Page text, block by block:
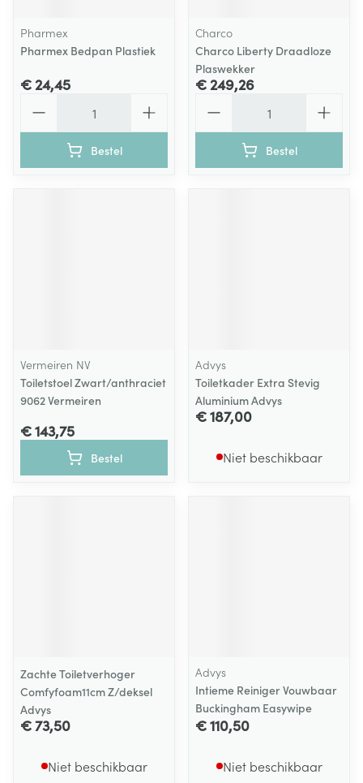
Pharmex
Pharmex Bedpan Plastiek
€ 24,45
Bestel
Charco
Charco Liberty Draadloze
Plaswekker
€ 249,26
Bestel
Vermeiren NV
Toiletstoel Zwart/anthraciet
9062 Vermeiren
€ 143,75
Bestel
Advys
Toiletkader Extra Stevig
Aluminium Advys
€ 187,00
Niet beschikbaar
Zachte Toiletverhoger
Comfyfoam11cm Z/deksel
Advys
€ 73,50
Niet beschikbaar
Advys
Intieme Reiniger Vouwbaar
Buckingham Easywipe
€ 110,50
Niet beschikbaar